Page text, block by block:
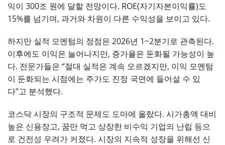
익이 300조 원에 달할 전망이다. ROE(자기자본이익률)도
15%를 넘기며, 과거와 차원이 다른 수익성을 보이고 있다.
하지만 실적 모멘텀의 정점은 2026년 1~2분기로 관측된다.
이후에도 이익은 늘어나지만, 증가율은 둔화될 가능성이 높
다. 전문가들은 “절대 실적은 계속 오르겠지만, 이익 모멘텀
이 둔화되는 시점에는 주가도 진정 국면에 들어설 수 있
다”고 분석했다.
코스닥 시장의 구조적 문제도 도마에 올랐다. 시가총액 대비
높은 신용장고, 꿈만 먹고 상장한 비수익 기업의 난립 등으
로 건전성 우려가 커졌다. 시장의 지속적 성장을 위해선 신